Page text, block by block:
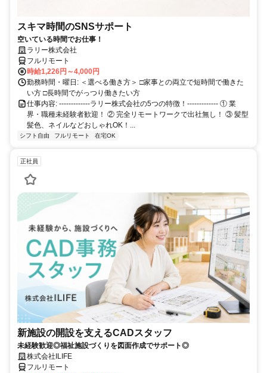
スキマ時間のSNSサポート
空いている時間でお仕事！
ラリー株式会社
フルリモート
時給1,226円～4,000円
勤務時間・曜日: ＜選べる働き方＞ □家事との両立で短時間で働きた
い方 □長時間でがっつり働きたい方
仕事内容: -------------ラリー株式会社の5つの特徴！------------- ① 業
界・職種未経験者歓迎！ ② 完全リモートワークで出社無し！ ③ 髪型
髪色、ネイルなどおしゃれOK！...
シフト自由 フルリモート 在宅OK
正社員
新施設の開設を支えるCADスタッフ
未経験歓迎◎福祉施設づくりを図面作成でサポート◎
株式会社ILIFE
フルリモート